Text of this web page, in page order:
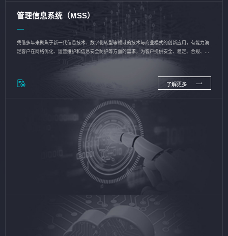
管理信息系统（MSS）
凭借多年来聚焦于新一代信息技术、数字化转型等领域的技术与商业模式的创新应用，有能力满
足客户在网络优化、运营维护和信息安全防护等方面的需求，为客户提供安全、稳定、合规、持
了解更多